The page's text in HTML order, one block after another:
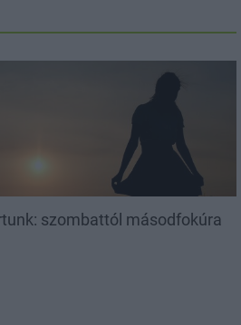
szombattól másodfokúra